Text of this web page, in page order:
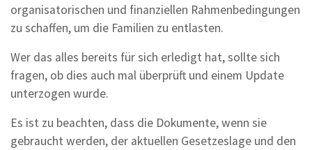
organisatorischen und finanziellen Rahmenbedingungen
zu schaffen, um die Familien zu entlasten.
Wer das alles bereits für sich erledigt hat, sollte sich
fragen, ob dies auch mal überprüft und einem Update
unterzogen wurde.
Es ist zu beachten, dass die Dokumente, wenn sie
gebraucht werden, der aktuellen Gesetzeslage und den